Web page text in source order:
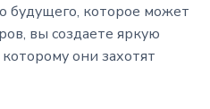
будущего, которое может
вы создаете яркую
они захотят